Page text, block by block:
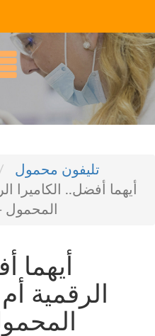
تليفون محمول
أيهما أفضل.. الكاميرا
أيهما
الرقمية